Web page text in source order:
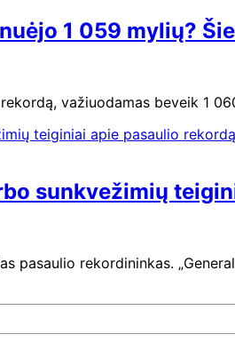
1 059 mylių?
rekordą, važiuodamas beveik 1
sunkvežimių
pasaulio rekordininkas.